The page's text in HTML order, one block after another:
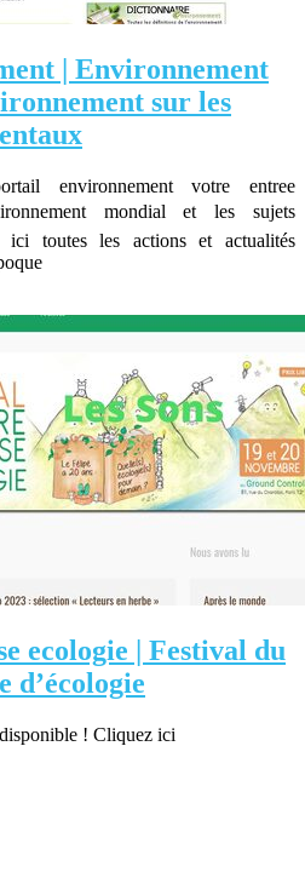
| En­viron­ne­ment
sur les
environnement votre entree
mondial et les sujets
ici toutes les actions et actualités
ecologie | Festival du
d’écologie
! Cliquez ici